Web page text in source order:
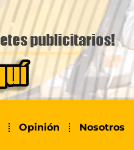
Opinión Nosotros